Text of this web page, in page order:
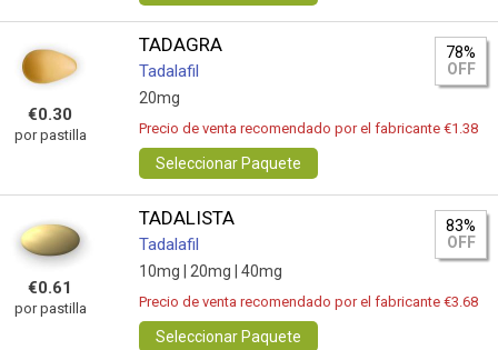
€0.30
por pastilla
TADAGRA
Tadalafil
20mg
78%
OFF
Precio de venta recomendado por el fabricante €1.38
Seleccionar Paquete
€0.61
por pastilla
TADALISTA
Tadalafil
10mg | 20mg | 40mg
83%
OFF
Precio de venta recomendado por el fabricante €3.68
Seleccionar Paquete